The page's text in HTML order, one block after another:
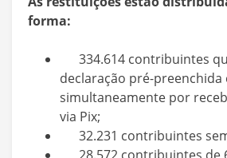
forma:
334.614 contribuintes
declaração pré-
simultaneamente por
via Pix;
32.231 contribuintes